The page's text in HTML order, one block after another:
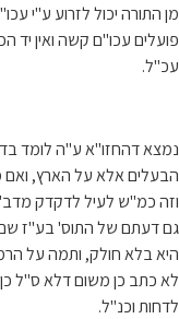
מן התורה יכול לזרוע ע"י
פועלים עכו"ם קשה ואין יד
עכ"ל.
נמצא דהחזו"א ע"ה לומד
הבעלים אלא על הארץ, ואם
וזה כמ"ש לעיל לדקדק
גם דעתם של התוס' בע"ז
היא בלא חולק, ותמה על
לא כתב כן משום דלא ס"ל
לדחות וכנ"ל.